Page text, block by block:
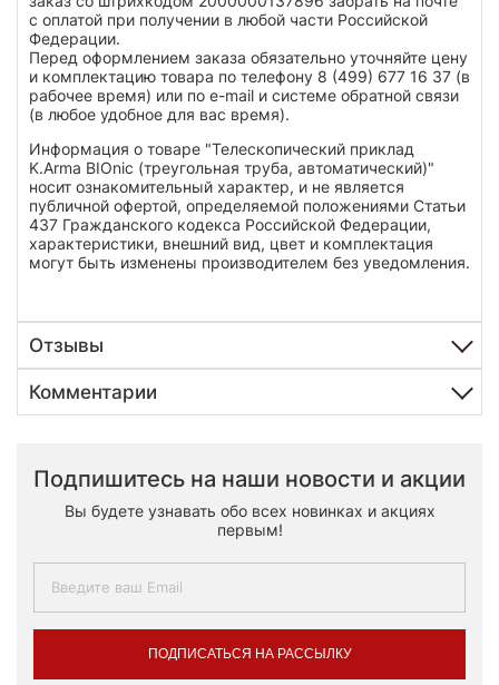
с оплатой при получении в любой части Российской
Федерации.
Перед оформлением заказа обязательно уточняйте цену
и комплектацию товара по телефону 8 (499) 677 16 37 (в
рабочее время) или по e-mail и системе обратной связи
(в любое удобное для вас время).
Информация о товаре "Телескопический приклад
K.Arma BIOnic (треугольная труба, автоматический)"
носит ознакомительный характер, и не является
публичной офертой, определяемой положениями Статьи
437 Гражданского кодекса Российской Федерации,
характеристики, внешний вид, цвет и комплектация
могут быть изменены производителем без уведомления.
Отзывы
Комментарии
Подпишитесь на наши новости и акции
Вы будете узнавать обо всех новинках и акциях
первым!
ПОДПИСАТЬСЯ НА РАССЫЛКУ